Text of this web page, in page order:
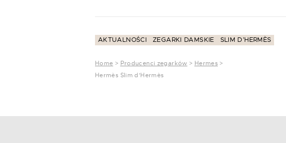
AKTUALNOŚCI ZEGARKI DAMSKIE SLIM D’HERMÈS
Home > Producenci zegarków > Hermes >
Hermès Slim d’Hermès